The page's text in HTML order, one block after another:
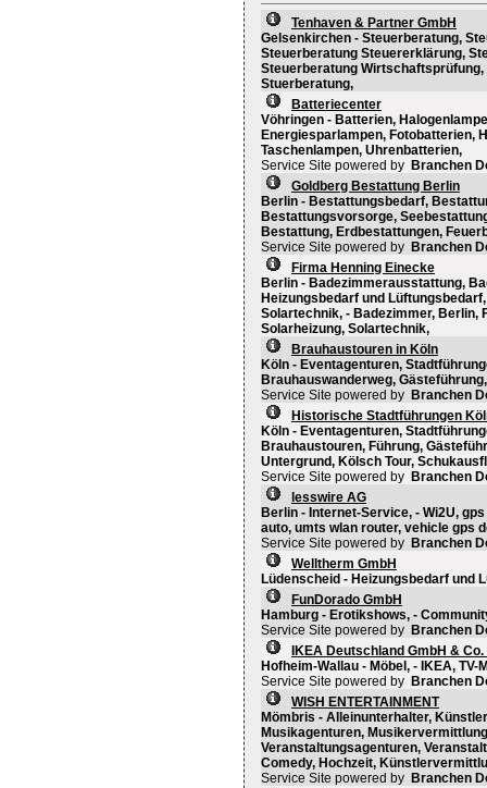
Tenhaven & Partner GmbH
Gelsenkirchen - Steuerberatung,
Steuerberatung Steuererklärung,
Steuerberatung
Stuerberatung,
Batteriecenter
Vöhringen - Batterien,
Energiesparlampen, Fotobatterien,
Taschenlampen, Uhrenbatterien,
Service Site powered by Branchen
Goldberg Bestattung Berlin
Berlin - Bestattungsbedarf,
Bestattungsvorsorge,
Bestattung, Erdbestattungen,
Service Site powered by Branchen
Firma Henning Einecke
Berlin - Badezimmerausstattung,
Heizungsbedarf und
Solartechnik, - Badezimmer, Berlin,
Solarheizung, Solartechnik,
Brauhaustouren in Köln
Köln - Eventagenturen,
Brauhauswanderweg,
Service Site powered by Branchen
Historische Stadtführungen
Köln - Eventagenturen,
Brauhaustouren, Führung,
Untergrund, Kölsch Tour,
Service Site powered by Branchen
lesswire AG
Berlin - Internet-Service, - Wi2U,
auto, umts wlan router, vehicle gps
Service Site powered by Branchen
Welltherm GmbH
Lüdenscheid - Heizungsbedarf und
FunDorado GmbH
Hamburg - Erotikshows, -
Service Site powered by Branchen
IKEA Deutschland GmbH & Co.
Hofheim-Wallau - Möbel, - IKEA, TV-
Service Site powered by Branchen
WISH ENTERTAINMENT
Mömbris - Alleinunterhalter,
Musikagenturen,
Veranstaltungsagenturen,
Comedy, Hochzeit,
Service Site powered by Branchen